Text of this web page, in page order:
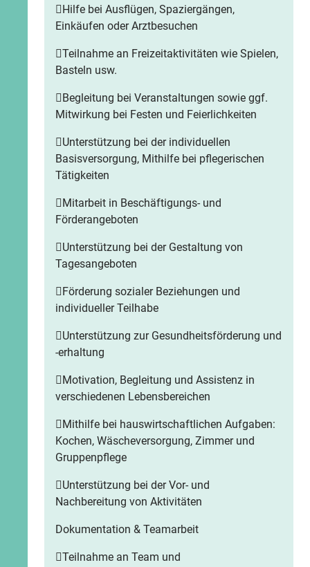
Hilfe bei Ausflügen, Spaziergängen,
Einkäufen oder Arztbesuchen
Teilnahme an Freizeitaktivitäten wie Spielen,
Basteln usw.
Begleitung bei Veranstaltungen sowie ggf.
Mitwirkung bei Festen und Feierlichkeiten
Unterstützung bei der individuellen
Basisversorgung, Mithilfe bei pflegerischen
Tätigkeiten
Mitarbeit in Beschäftigungs- und
Förderangeboten
Unterstützung bei der Gestaltung von
Tagesangeboten
Förderung sozialer Beziehungen und
individueller Teilhabe
Unterstützung zur Gesundheitsförderung und
-erhaltung
Motivation, Begleitung und Assistenz in
verschiedenen Lebensbereichen
Mithilfe bei hauswirtschaftlichen Aufgaben:
Kochen, Wäscheversorgung, Zimmer und
Gruppenpflege
Unterstützung bei der Vor- und
Nachbereitung von Aktivitäten
Dokumentation & Teamarbeit
Teilnahme an Team und